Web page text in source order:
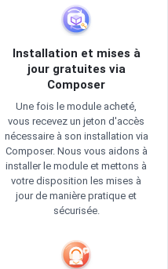
Installation et mises à
jour gratuites via
Composer
Une fois le module acheté,
vous recevez un jeton d'accès
nécessaire à son installation via
Composer. Nous vous aidons à
installer le module et mettons à
votre disposition les mises à
jour de manière pratique et
sécurisée.